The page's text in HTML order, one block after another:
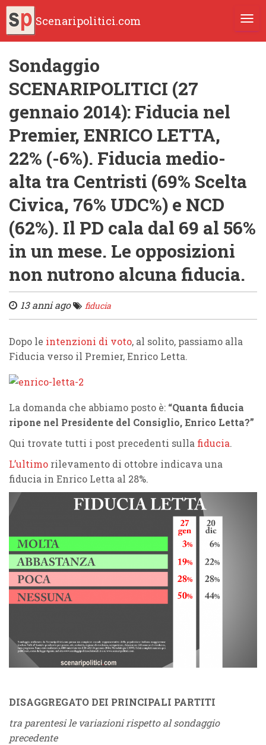
Scenaripolitici.com
Sondaggio
SCENARIPOLITICI (27
gennaio 2014): Fiducia nel
Premier, ENRICO LETTA,
22% (-6%). Fiducia medio-
alta tra Centristi (69% Scelta
Civica, 76% UDC%) e NCD
(62%). Il PD cala dal 69 al 56%
in un mese. Le opposizioni
non nutrono alcuna fiducia.
13 anni ago fiducia
Dopo le intenzioni di voto, al solito, passiamo alla
Fiducia verso il Premier, Enrico Letta.
La domanda che abbiamo posto è: “Quanta fiducia
ripone nel Presidente del Consiglio, Enrico Letta?”
Qui trovate tutti i post precedenti sulla fiducia.
L’ultimo rilevamento di ottobre indicava una
fiducia in Enrico Letta al 28%.
DISAGGREGATO DEI PRINCIPALI PARTITI
tra parentesi le variazioni rispetto al sondaggio
precedente